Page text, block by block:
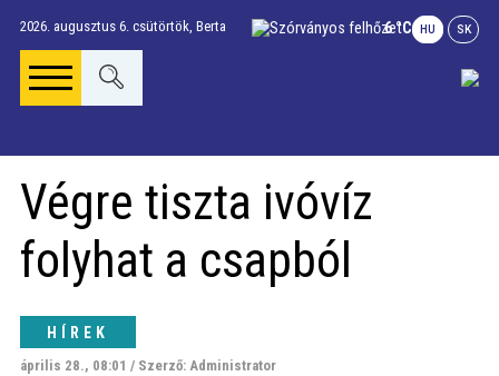
Gúta Anno
Vállalkozások és
2026. augusztus 6. csütörtök, Berta 6 °C HU SK
Végre tiszta ivóvíz
folyhat a csapból
HÍREK
április 28., 08:01 / Szerző: Administrator